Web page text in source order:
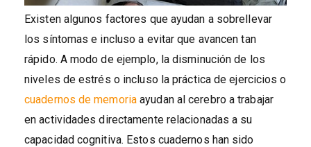
Existen algunos factores que ayudan a sobrellevar
los síntomas e incluso a evitar que avancen tan
rápido. A modo de ejemplo, la disminución de los
niveles de estrés o incluso la práctica de ejercicios o
cuadernos de memoria ayudan al cerebro a trabajar
en actividades directamente relacionadas a su
capacidad cognitiva. Estos cuadernos han sido